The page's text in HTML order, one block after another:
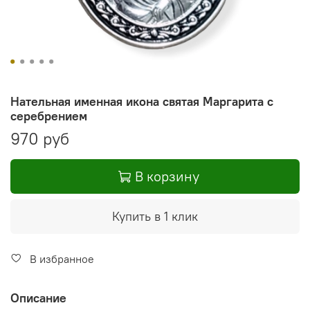
Нательная именная икона святая Маргарита с
серебрением
970 руб
В корзину
Купить в 1 клик
В избранное
Описание